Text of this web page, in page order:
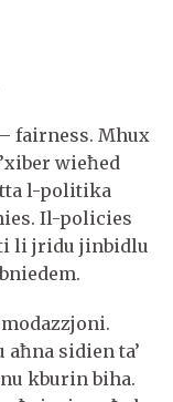
fairness. Mhux
wieħed
l-politika
Il-policies
li jridu jinbidlu
sidien ta’
kburin biha.